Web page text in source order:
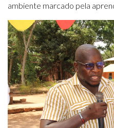
ambiente marcado pela